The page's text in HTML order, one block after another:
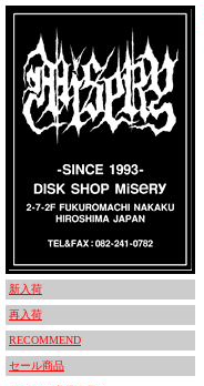
新入荷
再入荷
RECOMMEND
セール商品